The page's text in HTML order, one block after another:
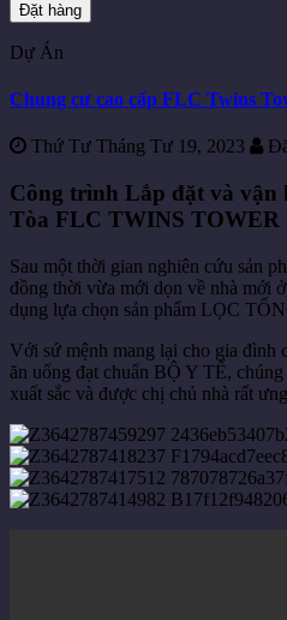
Dự Án
Chung cư cao cấp FLC Twins
Thứ Tư Tháng Tư 19, 2023
Công trình Lắp đặt và vận
Tòa FLC TWINS TOWER
Sau một thời gian nghiên cứu sản
đồng thời vừa mới dọn về nhà mới
dụng lựa chọn sản phẩm LỌC
Với sứ mệnh mang lại cho gia đình
ăn uống đạt chuẩn BỘ Y TẾ,
xuất sắc và được chị chủ nhà rất